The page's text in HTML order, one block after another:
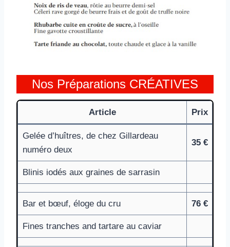
Nos Préparations CRÉATIVES
Article Prix
Gelée d’huîtres, de chez Gillardeau
numéro deux
35 €
Blinis iodés aux graines de sarrasin
Bar et bœuf, éloge du cru 76 €
Fines tranches and tartare au caviar